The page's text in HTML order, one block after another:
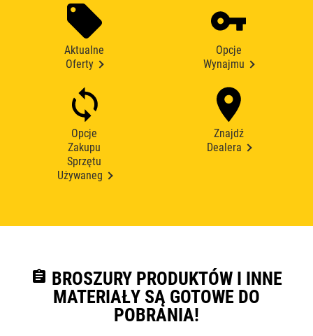
Aktualne
Oferty
Opcje
Wynajmu
Opcje
Zakupu
Sprzętu
Używaneg
Znajdź
Dealera
assignment BROSZURY PRODUKTÓW I INNE
MATERIAŁY SĄ GOTOWE DO
POBRANIA!